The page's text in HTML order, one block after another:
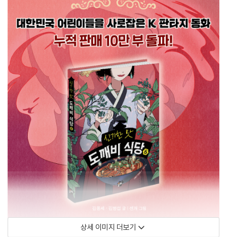
상세 이미지 더보기